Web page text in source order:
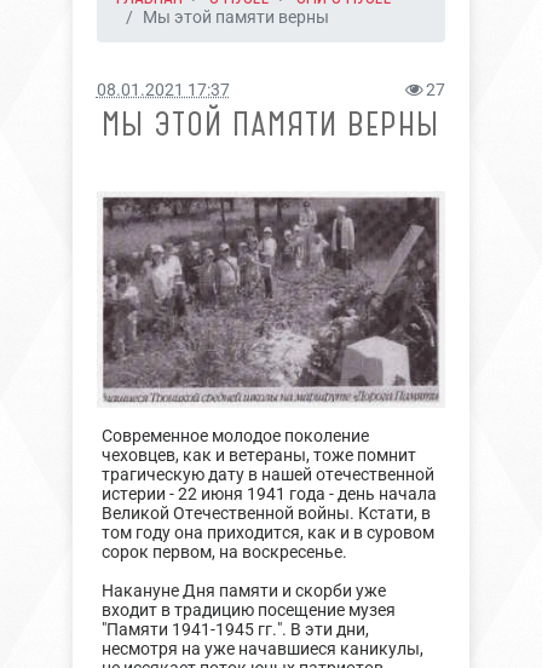
Мы этой памяти верны
08.01.2021 17:37 27
МЫ ЭТОЙ ПАМЯТИ ВЕРНЫ
Современное молодое поколение
чеховцев, как и ветераны, тоже помнит
трагическую дату в нашей отечественной
истерии - 22 июня 1941 года - день начала
Великой Отечественной войны. Кстати, в
том году она приходится, как и в суровом
сорок первом, на воскресенье.
Накануне Дня памяти и скорби уже
входит в традицию посещение музея
"Памяти 1941-1945 гг.". В эти дни,
несмотря на уже начавшиеся каникулы,